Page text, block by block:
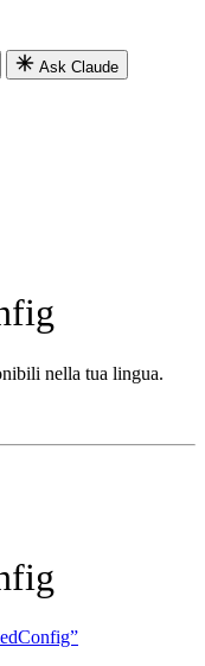
Ask Claude
nella tua lingua.